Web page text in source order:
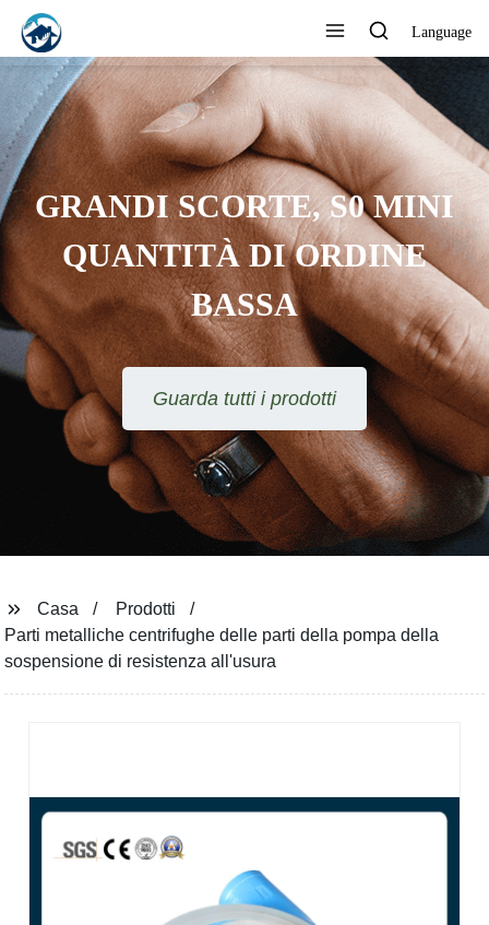
Language
GRANDI SCORTE, S0 MINI
QUANTITÀ DI ORDINE
BASSA
Guarda tutti i prodotti
Casa
Prodotti
Parti metalliche centrifughe delle parti della pompa della
sospensione di resistenza all'usura